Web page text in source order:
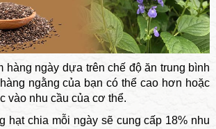
hàng ngày dựa trên chế độ ăn trung bình
ngằng của bạn có thể cao hơn hoặc
vào nhu cầu của cơ thể.
hạt chia mỗi ngày sẽ cung cấp 18% nhu